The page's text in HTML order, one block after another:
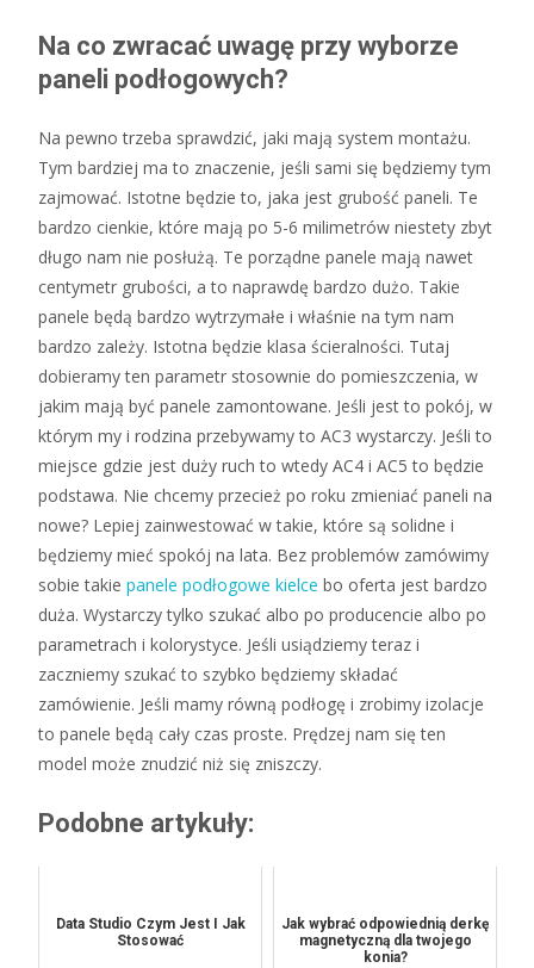
Na co zwracać uwagę przy wyborze
paneli podłogowych?
Na pewno trzeba sprawdzić, jaki mają system montażu.
Tym bardziej ma to znaczenie, jeśli sami się będziemy tym
zajmować. Istotne będzie to, jaka jest grubość paneli. Te
bardzo cienkie, które mają po 5-6 milimetrów niestety zbyt
długo nam nie posłużą. Te porządne panele mają nawet
centymetr grubości, a to naprawdę bardzo dużo. Takie
panele będą bardzo wytrzymałe i właśnie na tym nam
bardzo zależy. Istotna będzie klasa ścieralności. Tutaj
dobieramy ten parametr stosownie do pomieszczenia, w
jakim mają być panele zamontowane. Jeśli jest to pokój, w
którym my i rodzina przebywamy to AC3 wystarczy. Jeśli to
miejsce gdzie jest duży ruch to wtedy AC4 i AC5 to będzie
podstawa. Nie chcemy przecież po roku zmieniać paneli na
nowe? Lepiej zainwestować w takie, które są solidne i
będziemy mieć spokój na lata. Bez problemów zamówimy
sobie takie panele podłogowe kielce bo oferta jest bardzo
duża. Wystarczy tylko szukać albo po producencie albo po
parametrach i kolorystyce. Jeśli usiądziemy teraz i
zaczniemy szukać to szybko będziemy składać
zamówienie. Jeśli mamy równą podłogę i zrobimy izolacje
to panele będą cały czas proste. Prędzej nam się ten
model może znudzić niż się zniszczy.
Podobne artykuły:
Data Studio Czym Jest I Jak
Stosować
Jak wybrać odpowiednią derkę
magnetyczną dla twojego
konia?